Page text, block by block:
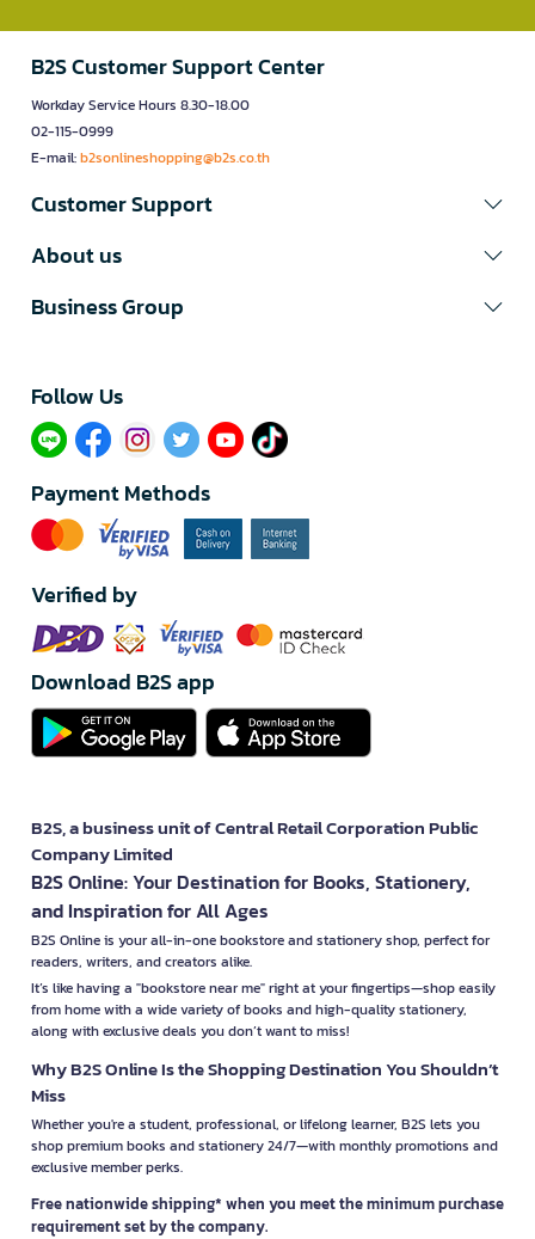
B2S Customer Support Center
Workday Service Hours 8.30-18.00
02-115-0999
E-mail:b2sonlineshopping@b2s.co.th
Customer Support
About us
Business Group
Follow Us​
Payment Methods
Verified by
Download B2S app
B2S, a business unit of Central Retail Corporation Public
Company Limited
B2S Online: Your Destination for Books, Stationery,
and Inspiration for All Ages
B2S Online is your all-in-one bookstore and stationery shop, perfect for
readers, writers, and creators alike.
It’s like having a "bookstore near me" right at your fingertips—shop easily
from home with a wide variety of books and high-quality stationery,
along with exclusive deals you don’t want to miss!
Why B2S Online Is the Shopping Destination You Shouldn’t
Miss
Whether you're a student, professional, or lifelong learner, B2S lets you
shop premium books and stationery 24/7—with monthly promotions and
exclusive member perks.
Free nationwide shipping* when you meet the minimum purchase
requirement set by the company.